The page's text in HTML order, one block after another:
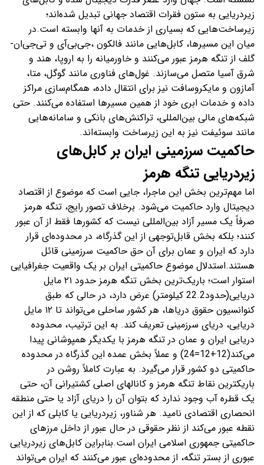
زیردریایی به ستون فقرات اقتصاد جهانی تبدیل شده‌اند؛
زیرساخت‌هایی که بسیاری از خدمات به آنها وابسته است.در
میان این مسیرها، کابل‌هایی مانند فالکون ،جی‌بی‌آی و تی‌جی‌ان-
گلف از تنگه هرمز عبور می‌کنند و خاورمیانه را به اروپا، هند و
شرق آسیا متصل می‌سازند. غول‌های فناوری مانند گوگل، متا،
آمازون و مایکروسافت نیز برای انتقال داده، همگام‌سازی مراکز
داده و خدمات ابری خود از همین مسیرها استفاده می‌کنند. حتی
شبکه‌های مالی بین‌المللی، تراکنش‌های بانکی و سامانه‌هایی
مانند سوئیفت نیز به این زیرساخت وابسته‌اند.
حاکمیت سرزمینی ایران بر کابل‌های
زیردریایی تنگه هرمز
اما مهم‌ترین بخش این ماجرا، جایی است که موضوع از اقتصاد
دیجیتال وارد حاکمیت می‌شود. برخلاف تصور رایج، تنگه هرمز
صرفاً یک مسیر آزاد بین‌المللی نیست که کشورها فقط از آن عبور
کنند؛ بلکه بخش قابل‌توجهی از این گذرگاه، در محدوده‌ای قرار
دارد که ایران و عمان برای آن حق حاکمیت سرزمینی قائل
هستند.استدلال موضوع حاکمیتی ایران بر یک واقعیت جغرافیایی
استوار است؛ باریک‌ترین بخش تنگه هرمز حدود ۲۱ مایل
دریایی(حدود22.2 کیلومتر) عرض دارد، در حالی که طبق
کنوانسیون حقوق دریاها، هر کشور ساحلی می‌تواند تا ۱۲ مایل
دریایی، دریای سرزمینی تعریف کند. به این ترتیب، محدوده
دریایی ایران و عمان در تنگه هرمز با یکدیگر همپوشانی پیدا
می‌کند(12+12=24) و عملاً بخش عمده این گذرگاه در محدوده
حاکمیتی دو کشور قرار می‌گیرد. به عبارت کاملاً روشن در
باریکترین نقاط تنگه هرمز و کانالهای اصلی کشتیرانی آن، حتی
یک قطره آب وجود ندارد که بتوان آن را دریای آزاد یا حتی منطقه
انحصاری اقتصادی نامید. هر شناور، زیردریایی یا کابلی که از این
نقطه عبور می‌کند از نظر حقوقی در حال عبور از داخل مرزهای
حاکمیتی جمهوری اسلامی ایران است.بنابراین کابل‌های زیردریایی
عبوری از بستر تنگه، از محدوده‌ای عبور می‌کنند که ایران می‌تواند